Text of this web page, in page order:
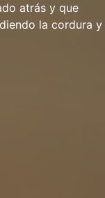
atrás y que
la cordura y